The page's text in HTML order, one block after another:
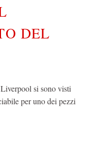
DEL
si sono visti
per uno dei pezzi